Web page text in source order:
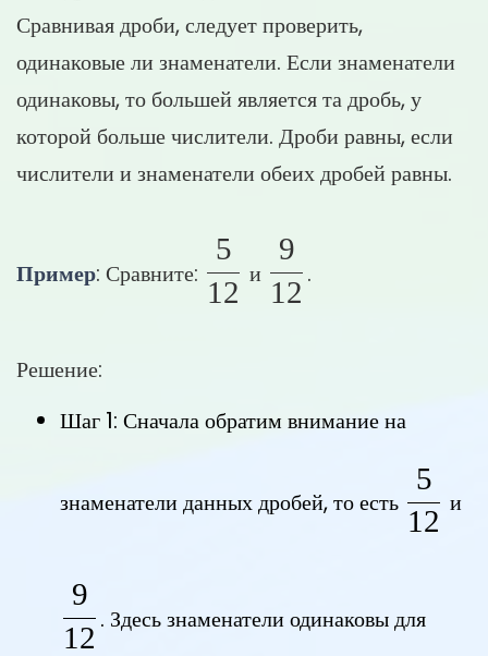
Сравнивая дроби, следует проверить,
одинаковые ли знаменатели. Если знаменатели
одинаковы, то большей является та дробь, у
которой больше числители. Дроби равны, если
числители и знаменатели обеих дробей равны.
Пример: Сравните:
\frac{5}{12}
12
5
и
\frac{9}{12}
12
9
.
Решение:
Шаг 1: Сначала обратим внимание на
знаменатели данных дробей, то есть
12
5
и
\frac{9}{12}
12
9
. Здесь знаменатели одинаковы для